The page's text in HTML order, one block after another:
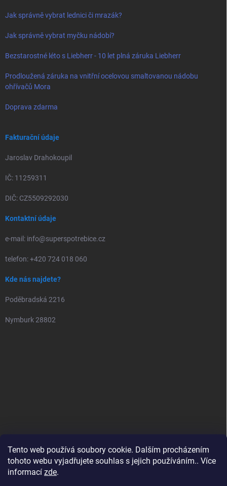
Tento web používá soubory cookie. Dalším procházením
tohoto webu vyjadřujete souhlas s jejich používáním.. Více
informací zde.
Jak správně vybrat lednici či mrazák?
Jak správně vybrat myčku nádobí?
Bezstarostné léto s Liebherr - 10 let plná záruka Liebherr
Prodloužená záruka na vnitřní ocelovou smaltovanou nádobu
ohřívačů Mora
Doprava zdarma
Fakturační údaje
Jaroslav Drahokoupil
IČ: 11259311
DIČ: CZ5509292030
Kontaktní údaje
e-mail: info@superspotrebice.cz
telefon: +420 724 018 060
Kde nás najdete?
Poděbradská 2216
Nymburk 28802